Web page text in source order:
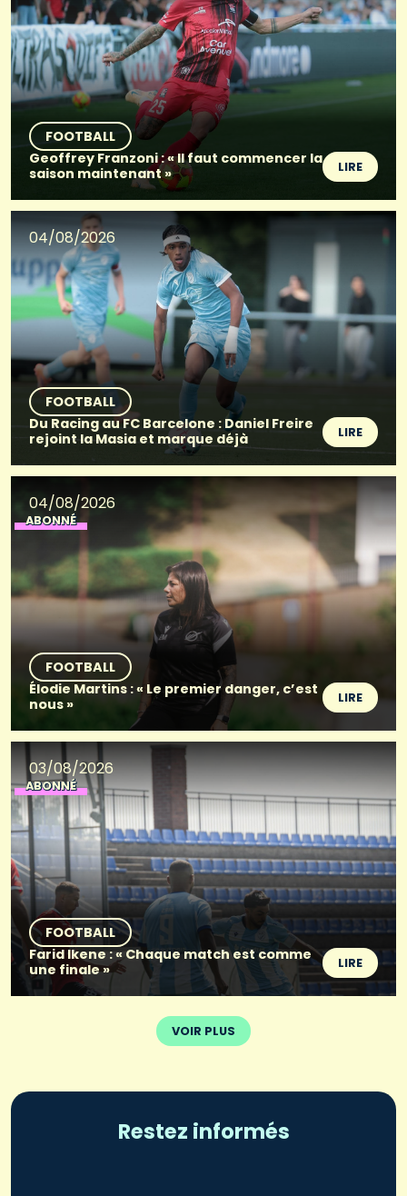
FOOTBALL
Geoffrey Franzoni : « Il faut commencer la
saison maintenant »
LIRE
04/08/2026
FOOTBALL
Du Racing au FC Barcelone : Daniel Freire
rejoint la Masia et marque déjà
LIRE
04/08/2026
ABONNÉ
FOOTBALL
Élodie Martins : « Le premier danger, c’est
nous »
LIRE
03/08/2026
ABONNÉ
FOOTBALL
Farid Ikene : « Chaque match est comme
une finale »
LIRE
VOIR PLUS
Restez informés